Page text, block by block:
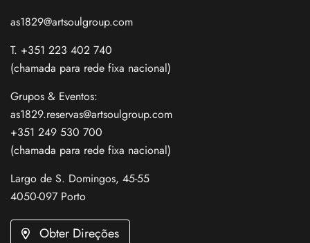
as1829@artsoulgroup.com
T. +351 223 402 740
(chamada para rede fixa nacional)
Grupos & Eventos:
as1829.reservas@artsoulgroup.com
+351 249 530 700
(chamada para rede fixa nacional)
Largo de S. Domingos, 45-55
4050-097 Porto
Obter Direções